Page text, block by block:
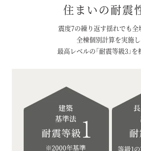
住まいの耐震
震度7の繰り返す揺れでも全
全棟個別計算を実施し
最高レベルの「耐震等級3」